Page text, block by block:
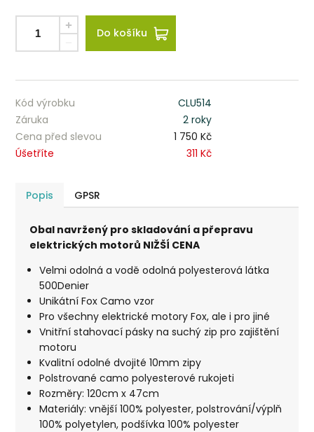
Do košíku
Kód výrobku
CLU514
Záruka
2 roky
Cena před slevou
1 750 Kč
Úšetříte
311 Kč
Popis GPSR
Obal navržený pro skladování a přepravu
elektrických motorů NIŽŠÍ CENA
Velmi odolná a vodě odolná polyesterová látka
500Denier
Unikátní Fox Camo vzor
Pro všechny elektrické motory Fox, ale i pro jiné
Vnitřní stahovací pásky na suchý zip pro zajištění
motoru
Kvalitní odolné dvojité 10mm zipy
Polstrované camo polyesterové rukojeti
Rozměry: 120cm x 47cm
Materiály: vnější 100% polyester, polstrování/výplň
100% polyetylen, podšívka 100% polyester